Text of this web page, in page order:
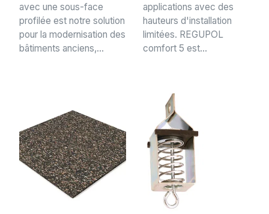
avec une sous-face
profilée est notre solution
pour la modernisation des
bâtiments anciens,...
applications avec des
hauteurs d'installation
limitées. REGUPOL
comfort 5 est...